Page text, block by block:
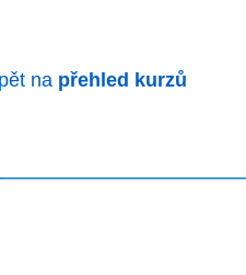
na přehled kurzů